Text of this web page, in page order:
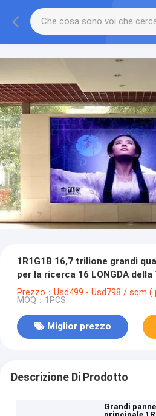
1R1G1B 16,7 trilione grandi
per la ricerca 16 LONGDA della
Prezzo：Usd499 - Usd798 / sqm
MOQ：1PCS
Miglior prezzo
Descrizione Di Prodotto
Grandi